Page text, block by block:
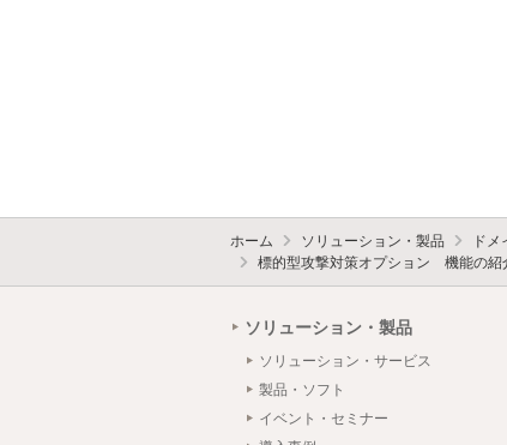
ホーム ソリューション・製品 ド
標的型攻撃対策オプション 機能の紹
ソリューション・製品
ソリューション・サービス
製品・ソフト
イベント・セミナー